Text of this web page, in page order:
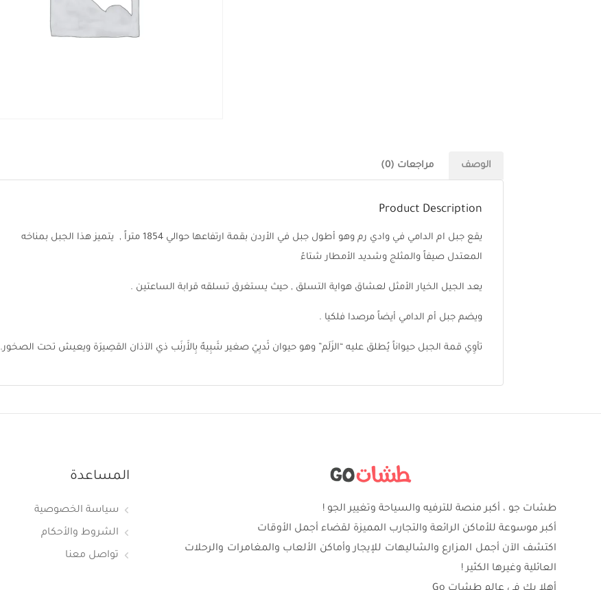
الوصف مراجعات (0)
Product Description
يقع جبل ام الدامي في وادي رم وهو أطول جبل في الأردن بقمة ارتفاعها حوالي 1854 متراً , يتميز هذا الجبل بمناخه
المعتدل صيفاً والمثلج وشديد الأمطار شتاءً
يعد الجيل الخيار الأمثل لعشاق هواية التسلق , حيث يستغرق تسلقه قرابة الساعتين .
ويضم جبل أم الدامي أيضاً مرصدا فلكيا .
تأوِي قمة الجبل حيواناً يُطلق عليه “الزَلَم” وهو حيوان ثَديِيّ صغير شَبِيهٌ بِالأَرنَب ذي الآذان القصِيرَة ويعيش تحت الصخور.
طشات جو ، أكبر منصة للترفيه والسياحة وتغيير الجو !
أكبر موسوعة للأماكن الرائعة والتجارب المميزة لقضاء أجمل الأوقات
اكتشف الآن أجمل المزارع والشاليهات للإيجار وأماكن الألعاب والمغامرات والرحلات
العائلية وغيرها الكثير !
المساعدة
سياسة الخصوصية
الشروط والأحكام
تواصل معنا